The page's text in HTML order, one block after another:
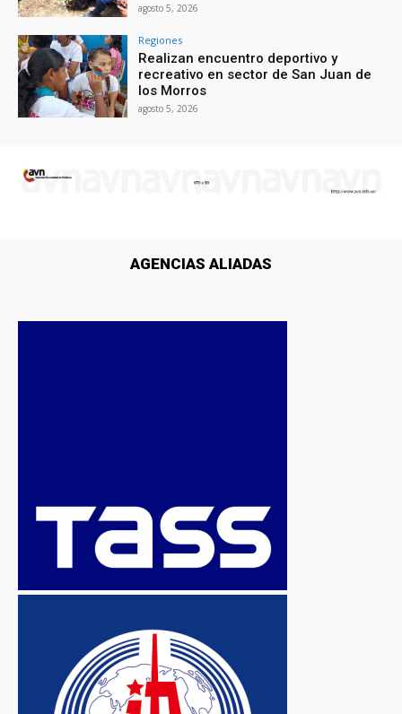
agosto 5, 2026
Regiones
Realizan encuentro deportivo y
recreativo en sector de San Juan de
los Morros
agosto 5, 2026
AGENCIAS ALIADAS